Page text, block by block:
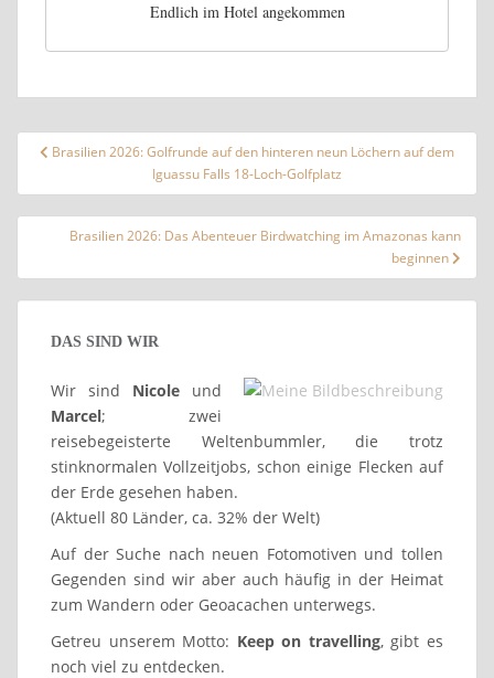
Endlich im Hotel angekommen
Beitragsnavigation
Brasilien 2026: Golfrunde auf den hinteren neun Löchern auf dem
Iguassu Falls 18-Loch-Golfplatz
Brasilien 2026: Das Abenteuer Birdwatching im Amazonas kann
beginnen
DAS SIND WIR
Wir sind Nicole und
Marcel; zwei
reisebegeisterte Weltenbummler, die trotz
stinknormalen Vollzeitjobs, schon einige Flecken auf
der Erde gesehen haben.
(Aktuell 80 Länder, ca. 32% der Welt)
Auf der Suche nach neuen Fotomotiven und tollen
Gegenden sind wir aber auch häufig in der Heimat
zum Wandern oder Geoacachen unterwegs.
Getreu unserem Motto: Keep on travelling, gibt es
noch viel zu entdecken.